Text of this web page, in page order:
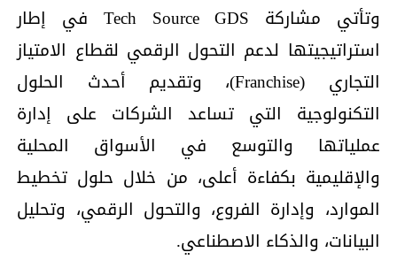
وتأتي مشاركة Tech Source GDS في إطار
استراتيجيتها لدعم التحول الرقمي لقطاع الامتياز
التجاري (Franchise)، وتقديم أحدث الحلول
التكنولوجية التي تساعد الشركات على إدارة
عملياتها والتوسع في الأسواق المحلية
والإقليمية بكفاءة أعلى، من خلال حلول تخطيط
الموارد، وإدارة الفروع، والتحول الرقمي، وتحليل
البيانات، والذكاء الاصطناعي.